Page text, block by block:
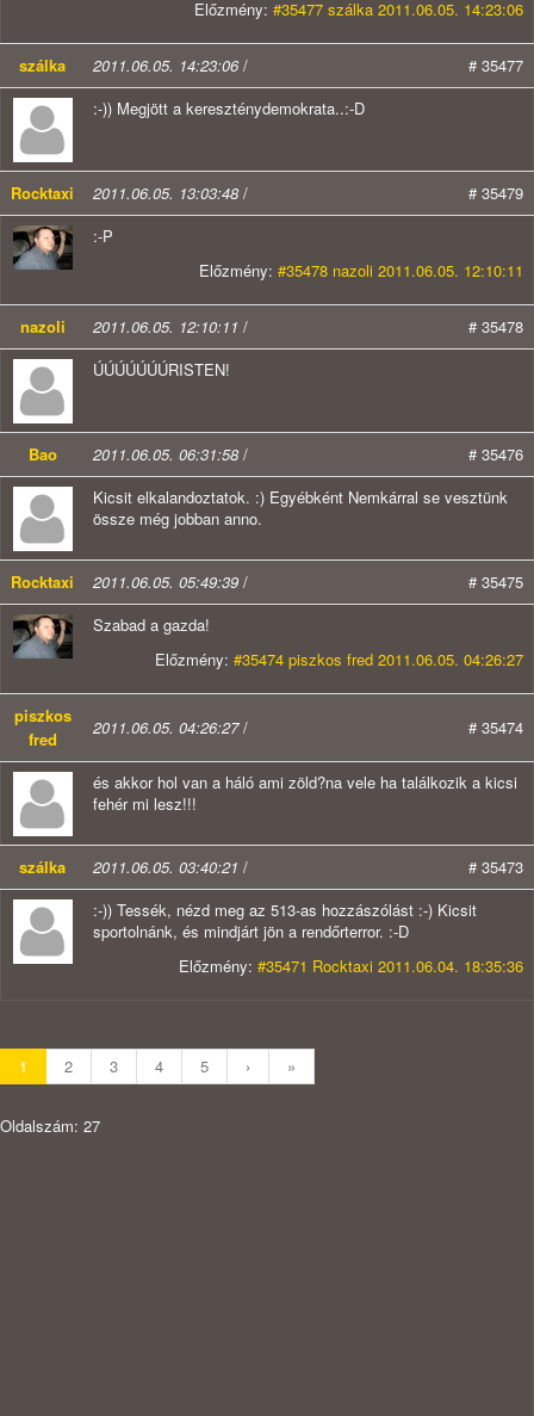
Előzmény: #35477 szálka 2011.06.05. 14:23:06
szálka 2011.06.05. 14:23:06/
# 35477
:-)) Megjött a kereszténydemokrata..:-D
Rocktaxi 2011.06.05. 13:03:48 /
# 35479
:-P
Előzmény: #35478 nazoli 2011.06.05. 12:10:11
nazoli 2011.06.05. 12:10:11 /
# 35478
ÚÚÚÚÚÚÚRISTEN!
Bao 2011.06.05. 06:31:58 /
# 35476
Kicsit elkalandoztatok. :) Egyébként Nemkárral se vesztünk
össze még jobban anno.
Rocktaxi 2011.06.05. 05:49:39 /
# 35475
Szabad a gazda!
Előzmény: #35474 piszkos fred 2011.06.05. 04:26:27
piszkos
fred
2011.06.05. 04:26:27/ # 35474
és akkor hol van a háló ami zöld?na vele ha találkozik a kicsi
fehér mi lesz!!!
szálka 2011.06.05. 03:40:21 /
# 35473
:-)) Tessék, nézd meg az 513-as hozzászólást :-) Kicsit
sportolnánk, és mindjárt jön a rendőrterror. :-D
Előzmény: #35471 Rocktaxi 2011.06.04. 18:35:36
1 2 3 4 5 › »
Oldalszám: 27